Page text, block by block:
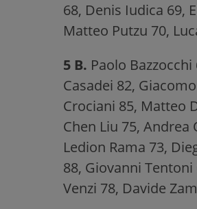
68, Denis Iudica 69,
Matteo Putzu 70,
5 B. Paolo
Casadei 82,
Crociani 85, Matteo
Chen Liu 75, Andrea
Ledion Rama 73,
88, Giovanni Tentoni
Venzi 78, Davide